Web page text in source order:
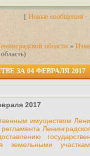
[ Новые сообщения ·
области »
ЗА 04 ФЕВРАЛЯ 2017
2017
имуществом
земельными